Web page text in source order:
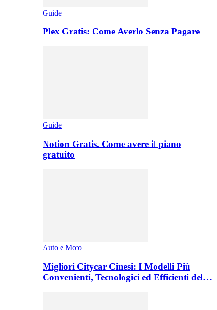
Guide
Plex Gratis: Come Averlo Senza Pagare
Guide
Notion Gratis. Come avere il piano
gratuito
Auto e Moto
Migliori Citycar Cinesi: I Modelli Più
Convenienti, Tecnologici ed Efficienti del…